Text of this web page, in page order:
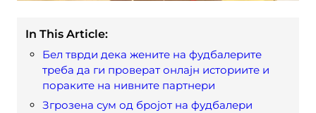
In This Article:
Бел тврди дека жените на фудбалерите
треба да ги проверат онлајн историите и
пораките на нивните партнери
Згрозена сум од бројот на фудбалери